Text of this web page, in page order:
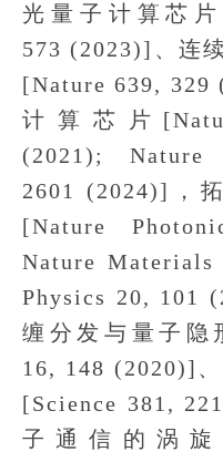
光量子计算芯片
573 (2023)]、连
[Nature 639, 329
计算芯片
(2021); Nature
2601 (2024)]，
[Nature
Nature
Physics 20, 101
缠分发与量子隐
16, 148 (2020)]
[Science 381,
子通信的涡旋